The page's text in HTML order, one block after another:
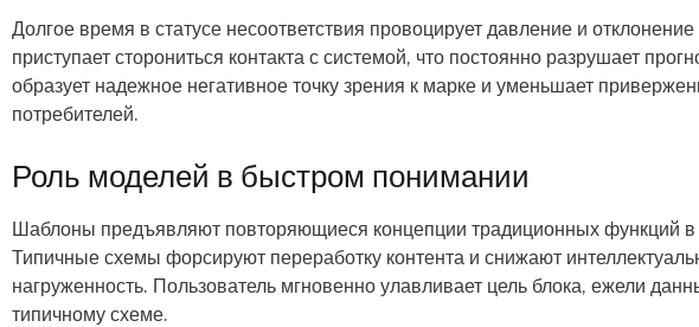
Долгое время в статусе несоответствия провоцирует давление и
приступает сторониться контакта с системой, что постоянно разрушает
образует надежное негативное точку зрения к марке и уменьшает
потребителей.
Роль моделей в быстром понимании
Шаблоны предъявляют повторяющиеся концепции традиционных функций в
Типичные схемы форсируют переработку контента и снижают
нагруженность. Пользователь мгновенно улавливает цель блока, ежели
типичному схеме.